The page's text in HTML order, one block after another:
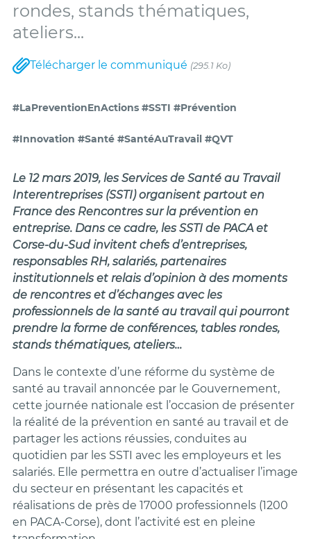
rondes, stands thématiques,
ateliers...
Télécharger le communiqué (295.1 Ko)
#LaPreventionEnActions #SSTI #Prévention
#Innovation #Santé #SantéAuTravail #QVT
Le 12 mars 2019, les Services de Santé au Travail
Interentreprises (SSTI) organisent partout en
France des Rencontres sur la prévention en
entreprise. Dans ce cadre, les SSTI de PACA et
Corse-du-Sud invitent chefs d’entreprises,
responsables RH, salariés, partenaires
institutionnels et relais d’opinion à des moments
de rencontres et d’échanges avec les
professionnels de la santé au travail qui pourront
prendre la forme de conférences, tables rondes,
stands thématiques, ateliers…
Dans le contexte d’une réforme du système de
santé au travail annoncée par le Gouvernement,
cette journée nationale est l’occasion de présenter
la réalité de la prévention en santé au travail et de
partager les actions réussies, conduites au
quotidien par les SSTI avec les employeurs et les
salariés. Elle permettra en outre d’actualiser l’image
du secteur en présentant les capacités et
réalisations de près de 17000 professionnels (1200
en PACA-Corse), dont l’activité est en pleine